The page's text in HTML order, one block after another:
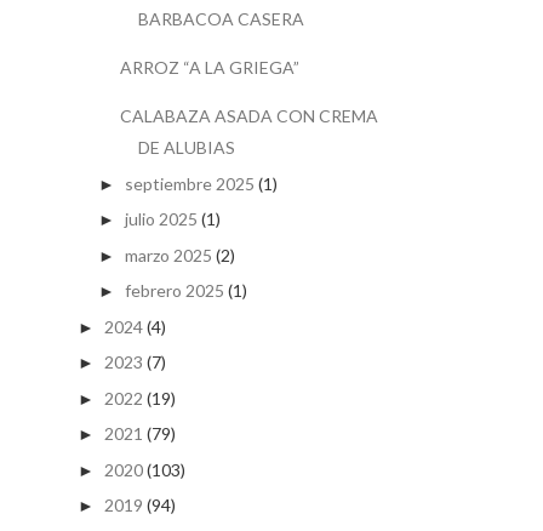
BARBACOA CASERA
ARROZ “A LA GRIEGA”
CALABAZA ASADA CON CREMA
DE ALUBIAS
► septiembre 2025 (1)
► julio 2025 (1)
► marzo 2025 (2)
► febrero 2025 (1)
► 2024(4)
► 2023 (7)
► 2022 (19)
► 2021 (79)
► 2020(103)
► 2019 (94)